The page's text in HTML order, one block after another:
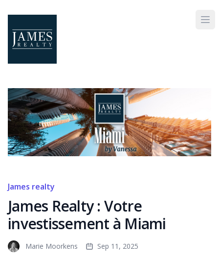
James realty
James Realty : Votre
investissement à Miami
Marie Moorkens Sep 11, 2025